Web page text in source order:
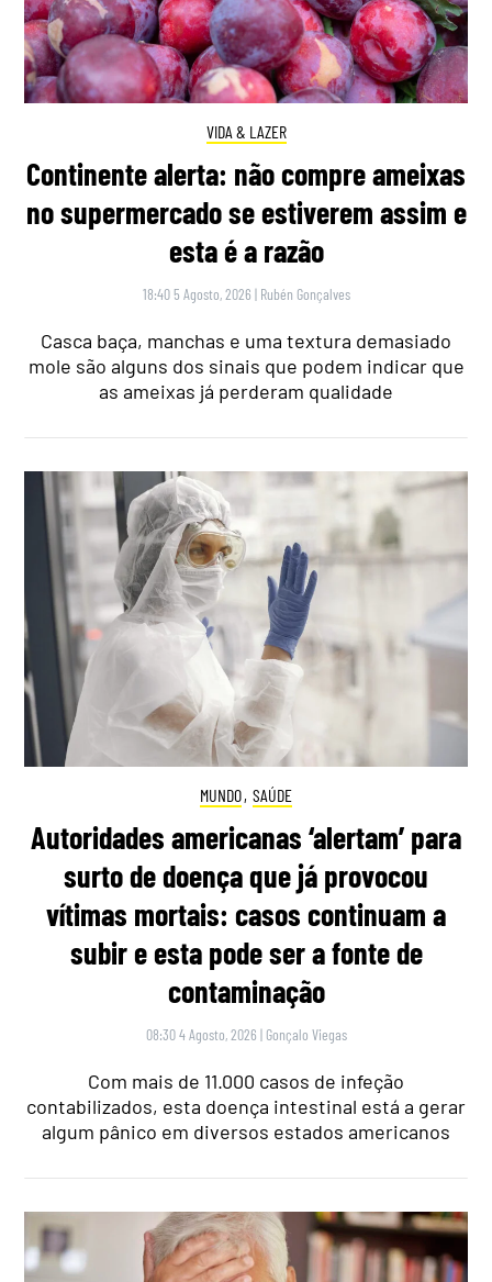
VIDA & LAZER
Continente alerta: não compre ameixas
no supermercado se estiverem assim e
esta é a razão
18:40 5 Agosto, 2026 | Rubén Gonçalves
Casca baça, manchas e uma textura demasiado
mole são alguns dos sinais que podem indicar que
as ameixas já perderam qualidade
MUNDO, SAÚDE
Autoridades americanas ‘alertam’ para
surto de doença que já provocou
vítimas mortais: casos continuam a
subir e esta pode ser a fonte de
contaminação
08:30 4 Agosto, 2026 | Gonçalo Viegas
Com mais de 11.000 casos de infeção
contabilizados, esta doença intestinal está a gerar
algum pânico em diversos estados americanos